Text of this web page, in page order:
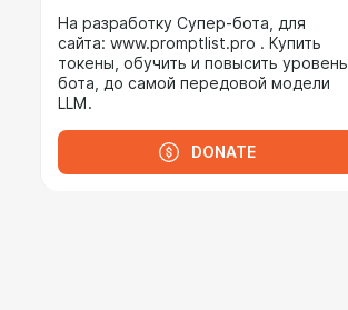
На разработку Супер-бота, для
сайта: www.promptlist.pro . Купить
токены, обучить и повысить уровень
бота, до самой передовой модели
LLM.
DONATE